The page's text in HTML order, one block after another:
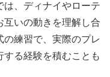
は、ディナイやローテ
互いの動きを理解し合
の練習で、実際のプレ
する経験を積むことも